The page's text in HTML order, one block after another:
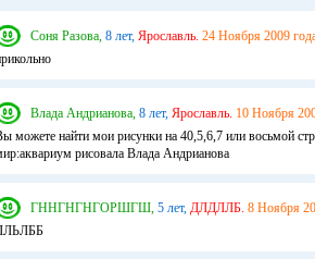
Соня Разова, 8 лет, Ярославль. 24 Ноября 2009
Влада Андрианова, 8 лет, Ярославль. 10 Ноября
можете найти мои рисунки на 40,5,6,7 или восьмой
рисовала Влада Андрианова
ГННГНГНГОРШГШ, 5 лет, ДЛДЛЛБ. 8 Ноября